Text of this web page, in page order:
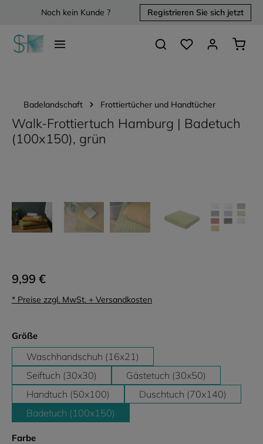
springenNoch kein Kunde ? Registrieren Sie sich jetzt
Du hast 0 Produkte
Badelandschaft Frottiertücher und Handtücher
Walk-Frottiertuch Hamburg | Badetuch
(100x150), grün
9,99 €
* Preise zzgl. MwSt. + Versandkosten
Größeauswählen
Waschhandschuh (16x21)
Seiftuch (30x30)
Gästetuch (30x50)
Handtuch (50x100)
Duschtuch (70x140)
Badetuch (100x150)
Farbeauswählen